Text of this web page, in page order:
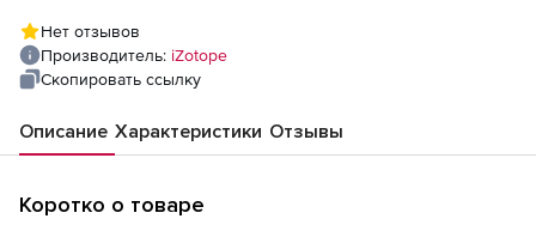
Нет отзывов
Производитель: iZotope
Скопировать ссылку
Описание Характеристики Отзывы
Коротко о товаре